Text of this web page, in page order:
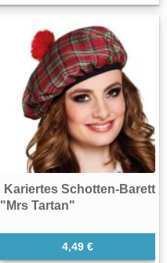
Kariertes Schotten-Barett
"Mrs Tartan"
4,49 €